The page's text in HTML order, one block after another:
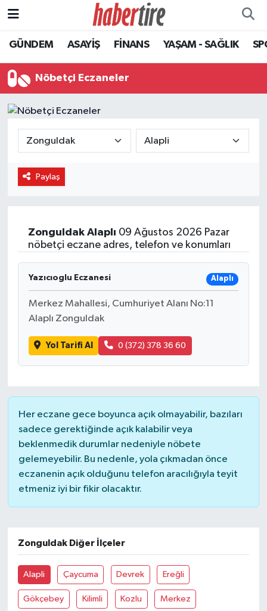
GÜNDEM ASAYİŞ FİNANS YAŞAM - SAĞLIK
Nöbetçi Eczaneler
Paylaş
Zonguldak Alaplı 09 Ağustos 2026 Pazar
nöbetçi eczane adres, telefon ve konumları
Yazıcıoglu Eczanesi Alaplı
Merkez Mahallesi, Cumhuriyet Alanı No:11
Alaplı Zonguldak
Yol Tarifi Al 0 (372) 378 36 60
Her eczane gece boyunca açık olmayabilir, bazıları
sadece gerektiğinde açık kalabilir veya
beklenmedik durumlar nedeniyle nöbete
gelemeyebilir. Bu nedenle, yola çıkmadan önce
eczanenin açık olduğunu telefon aracılığıyla teyit
etmeniz iyi bir fikir olacaktır.
Zonguldak Diğer İlçeler
Alapli Çaycuma Devrek Ereğli
Gökçebey Kilimli Kozlu Merkez
Tire Nöbetçi Eczaneler
Tire Hava Durumu
Tire Trafik Yoğunluk Haritası
Süper Lig Puan Durumu ve Fikstür
Tüm Manşetler
Haber Arşivi